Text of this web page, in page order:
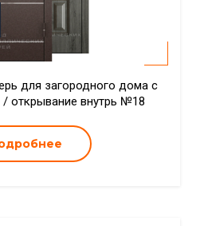
для загородного дома с
открывание внутрь №18